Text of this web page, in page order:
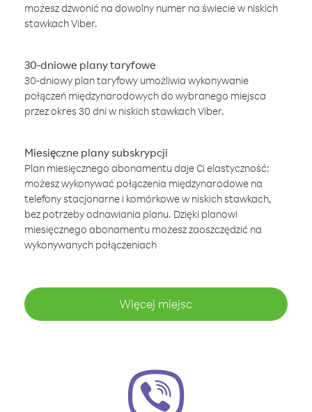
możesz dzwonić na dowolny numer na świecie w niskich
stawkach Viber.
30-dniowe plany taryfowe
30-dniowy plan taryfowy umożliwia wykonywanie
połączeń międzynarodowych do wybranego miejsca
przez okres 30 dni w niskich stawkach Viber.
Miesięczne plany subskrypcji
Plan miesięcznego abonamentu daje Ci elastyczność:
możesz wykonywać połączenia międzynarodowe na
telefony stacjonarne i komórkowe w niskich stawkach,
bez potrzeby odnawiania planu. Dzięki planowi
miesięcznego abonamentu możesz zaoszczędzić na
wykonywanych połączeniach
Więcej miejsc